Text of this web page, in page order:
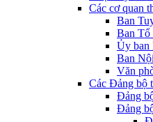
Các cơ quan
Ban
Ban Tổ
Ủy ban
Ban
Văn
Các Đảng bộ
Đảng
Đảng